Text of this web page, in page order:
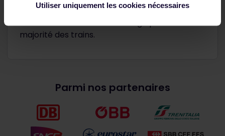
Utiliser uniquement les cookies nécessaires
et bénéficiez en outre de la prise en charge
des frais de réservation de siège pour la
majorité des trains.
Parmi nos partenaires